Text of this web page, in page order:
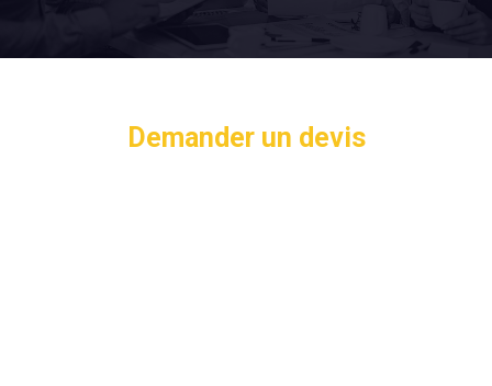
Demander un devis